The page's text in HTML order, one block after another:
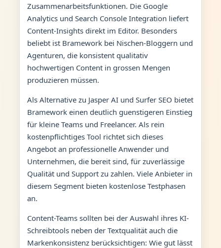
Zusammenarbeitsfunktionen. Die Google
Analytics und Search Console Integration liefert
Content-Insights direkt im Editor. Besonders
beliebt ist Bramework bei Nischen-Bloggern und
Agenturen, die konsistent qualitativ
hochwertigen Content in grossen Mengen
produzieren müssen.
Als Alternative zu Jasper AI und Surfer SEO bietet
Bramework einen deutlich guenstigeren Einstieg
für kleine Teams und Freelancer. Als rein
kostenpflichtiges Tool richtet sich dieses
Angebot an professionelle Anwender und
Unternehmen, die bereit sind, für zuverlässige
Qualität und Support zu zahlen. Viele Anbieter in
diesem Segment bieten kostenlose Testphasen
an.
Content-Teams sollten bei der Auswahl ihres KI-
Schreibtools neben der Textqualität auch die
Markenkonsistenz berücksichtigen: Wie gut lässt